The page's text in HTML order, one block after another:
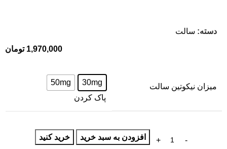
دسته: سالت
1,970,000 تومان
میزان نیکوتین سالت 30mg
50mg
پاک کردن
افزودن به سبد خرید خرید کنید